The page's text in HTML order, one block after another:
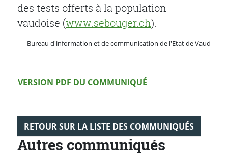
des tests offerts à la population
vaudoise (www.sebouger.ch).
Bureau d'information et de communication de l'Etat de Vaud
Version PDF
VERSION PDF DU COMMUNIQUÉ
RETOUR SUR LA LISTE DES COMMUNIQUÉS
Autres communiqués